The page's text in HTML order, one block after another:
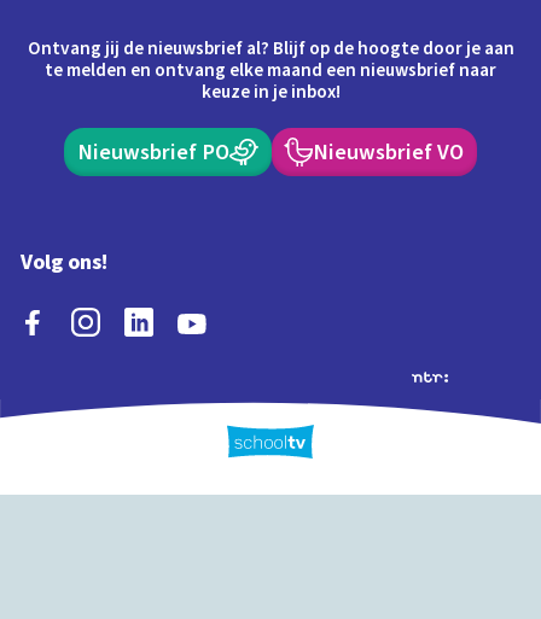
Ontvang jij de nieuwsbrief al? Blijf op de hoogte door je aan
te melden en ontvang elke maand een nieuwsbrief naar
keuze in je inbox!
Nieuwsbrief PO Nieuwsbrief VO
Volg ons!